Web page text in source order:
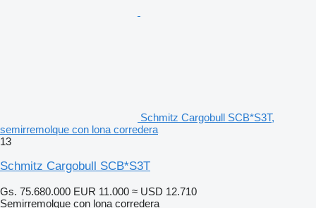
Schmitz Cargobull SCB*S3T,
semirremolque con lona corredera
13
Schmitz Cargobull SCB*S3T
Gs. 75.680.000 EUR 11.000 ≈ USD 12.710
Semirremolque con lona corredera